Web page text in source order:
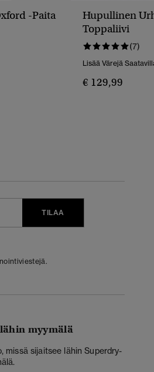
-paita
Hupullinen
Toppaliivi
(7)
Lisää Värejä
€ 129,99
TILAA
myymälä
missä sijaitsee lähin Superdry-